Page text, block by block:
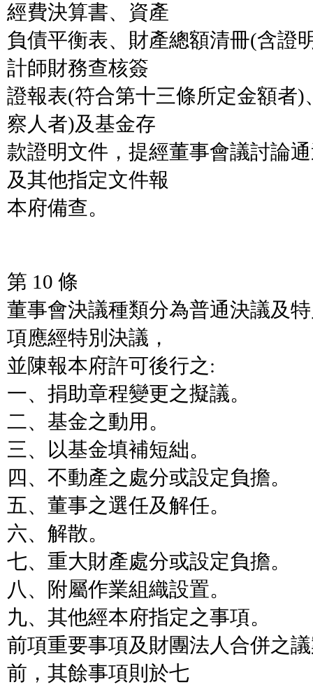
經費決算書、資產
負債平衡表、財產總額清冊(含證
計師財務查核簽
證報表(符合第十三條所定金額者
察人者)及基金存
款證明文件，提經董事會議討論
及其他指定文件報
本府備查。
第 10 條
董事會決議種類分為普通決議及
項應經特別決議，
並陳報本府許可後行之:
一、捐助章程變更之擬議。
二、基金之動用。
三、以基金填補短絀。
四、不動產之處分或設定負擔。
五、董事之選任及解任。
六、解散。
七、重大財產處分或設定負擔。
八、附屬作業組織設置。
九、其他經本府指定之事項。
前項重要事項及財團法人合併之
前，其餘事項則於七